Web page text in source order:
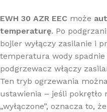
EWH 30 AZR EEC może
temperaturę. Po
bojler wyłączy zasilanie i
temperatura wody
podgrzewacz włączy
Ten tryb ogrzewania
ustawienia – jeśli pokrętło
„wyłączone”, oznacza to,